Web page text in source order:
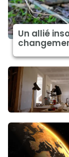
Un allié